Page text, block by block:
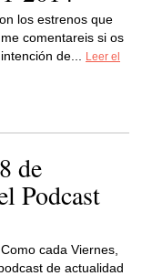
los estrenos que
comentareis si os
de...
Leer el
de
Podcast
Como cada Viernes,
de actualidad